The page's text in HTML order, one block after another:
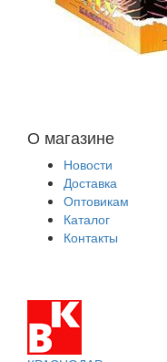
О магазине
Новости
Доставка
Оптовикам
Каталог
Контакты